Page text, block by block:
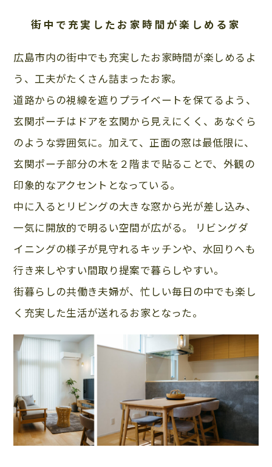
街中で充実したお家時間が楽しめる家
広島市内の街中でも充実したお家時間が楽しめるよ
う、工夫がたくさん詰まったお家。
道路からの視線を遮りプライベートを保てるよう、
玄関ポーチはドアを玄関から見えにくく、あなぐら
のような雰囲気に。加えて、正面の窓は最低限に、
玄関ポーチ部分の木を２階まで貼ることで、外観の
印象的なアクセントとなっている。
中に入るとリビングの大きな窓から光が差し込み、
一気に開放的で明るい空間が広がる。 リビングダ
イニングの様子が見守れるキッチンや、水回りへも
行き来しやすい間取り提案で暮らしやすい。
街暮らしの共働き夫婦が、忙しい毎日の中でも楽し
く充実した生活が送れるお家となった。